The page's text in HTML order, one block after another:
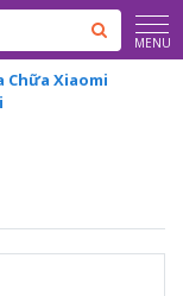
MENU
Chữa Xiaomi